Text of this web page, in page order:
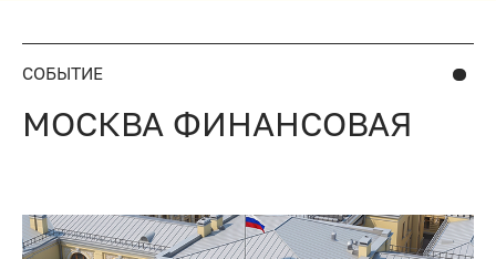
СОБЫТИЕ
МОСКВА ФИНАНСОВАЯ